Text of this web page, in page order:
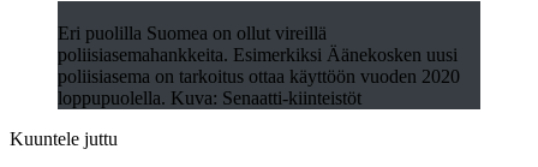
Eri puolilla Suomea on ollut vireillä
poliisiasemahankkeita. Esimerkiksi Äänekosken uusi
poliisiasema on tarkoitus ottaa käyttöön vuoden 2020
loppupuolella. Kuva: Senaatti-kiinteistöt
Kuuntele juttu